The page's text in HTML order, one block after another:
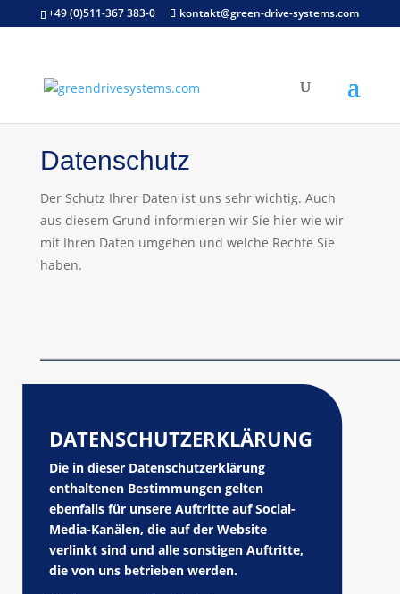
+49 (0)511-367 383-0 kontakt@green-drive-systems.com
Datenschutz
Der Schutz Ihrer Daten ist uns sehr wichtig. Auch
aus diesem Grund informieren wir Sie hier wie wir
mit Ihren Daten umgehen und welche Rechte Sie
haben.
DATENSCHUTZERKLÄRUNG
Die in dieser Datenschutzerklärung
enthaltenen Bestimmungen gelten
ebenfalls für unsere Auftritte auf Social-
Media-Kanälen, die auf der Website
verlinkt sind und alle sonstigen Auftritte,
die von uns betrieben werden.